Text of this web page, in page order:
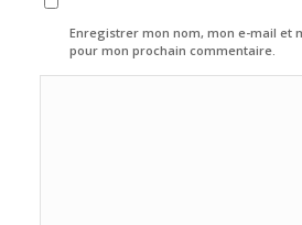
Enregistrer mon nom, mon e-mail et
pour mon prochain commentaire.